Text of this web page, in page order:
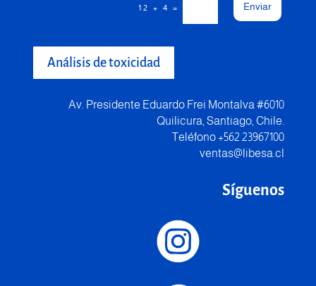
12 + 4 = Enviar
Análisis de toxicidad
Av. Presidente Eduardo Frei Montalva #6010
Quilicura, Santiago, Chile.
Teléfono +562 23967100
ventas@libesa.cl
Síguenos